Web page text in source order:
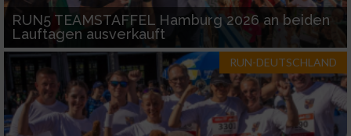
RUN5 TEAMSTAFFEL Hamburg 2026 an beiden
Lauftagen ausverkauft
RUN-DEUTSCHLAND